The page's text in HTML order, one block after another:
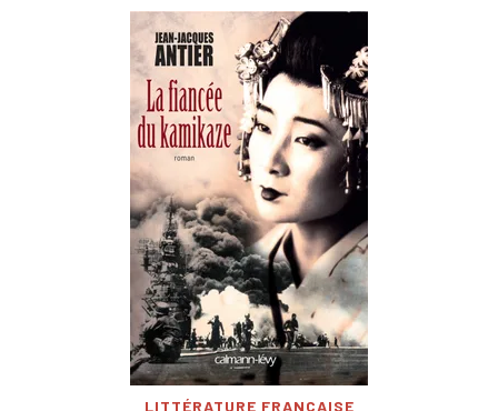
LITTÉRATURE FRANÇAISE